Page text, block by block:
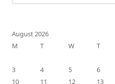
for:
August 2026
M
T W T
3
4 5 6
10
11 12 13